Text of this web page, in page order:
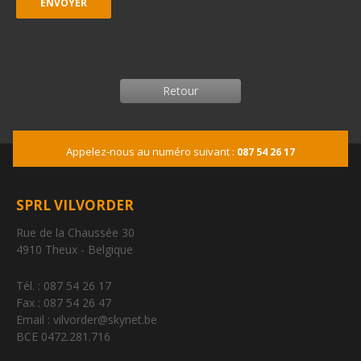
Retour
Appelez-nous au numéro suivant : 087 54 26 17
SPRL VILVORDER
Rue de la Chaussée 30
4910 Theux - Belgique
Tél. : 087 54 26 17
Fax : 087 54 26 47
Email : vilvorder@skynet.be
BCE 0472.281.716